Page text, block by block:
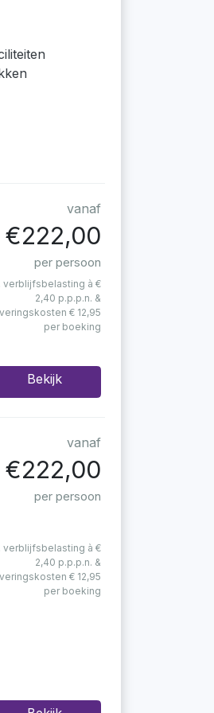
vanaf
€222,00
per persoon
verblijfsbelasting à €
2,40 p.p.p.n. &
€ 12,95
per boeking
Bekijk
vanaf
€222,00
per persoon
verblijfsbelasting à €
2,40 p.p.p.n. &
€ 12,95
per boeking